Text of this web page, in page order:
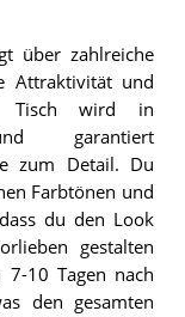
über zahlreiche
Attraktivität und
Tisch wird in
garantiert
zum Detail. Du
Farbtönen und
du den Look
gestalten
10 Tagen nach
den gesamten